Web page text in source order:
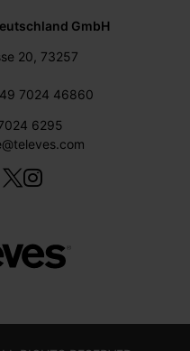
GmbH
20, 73257
7024 46860
6295